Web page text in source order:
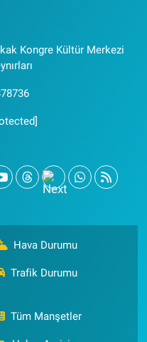
Kongre Kültür Merkezi
Hava Durumu
Trafik Durumu
Tüm Manşetler